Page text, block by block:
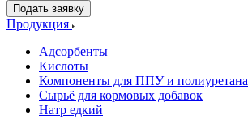
Подать заявку
Продукция
Адсорбенты
Кислоты
Компоненты для ППУ и полиуретана
Сырьё для кормовых добавок
Натр едкий